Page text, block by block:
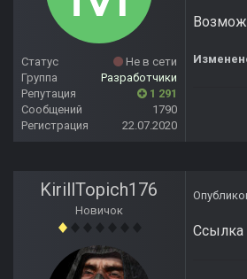
Статус
Не в сети
Группа
Разработчики
Репутация
1 291
Сообщений
1790
Регистрация
22.07.2020
KirillTopich176
Новичок
Ссылка